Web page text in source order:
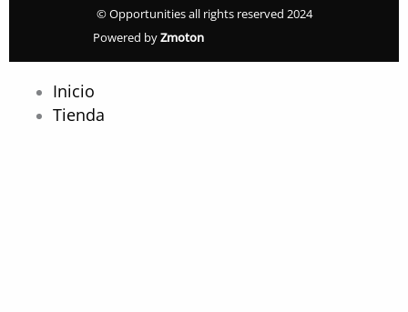
m
a
p
o
e
© Opportunities all rights reserved 2024
Powered byZmoton
Inicio
Tienda